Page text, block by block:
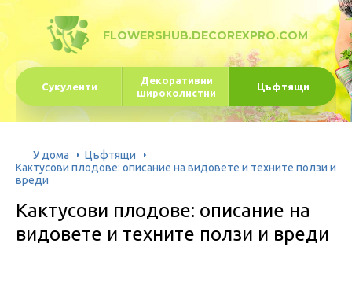
FLOWERSHUB.DECOREXPRO.COM
Сукуленти
Декоративни
широколистни
Цъфтящи
У дома
Цъфтящи
Кактусови плодове: описание на видовете и техните ползи и
вреди
Кактусови плодове: описание на
видовете и техните ползи и вреди